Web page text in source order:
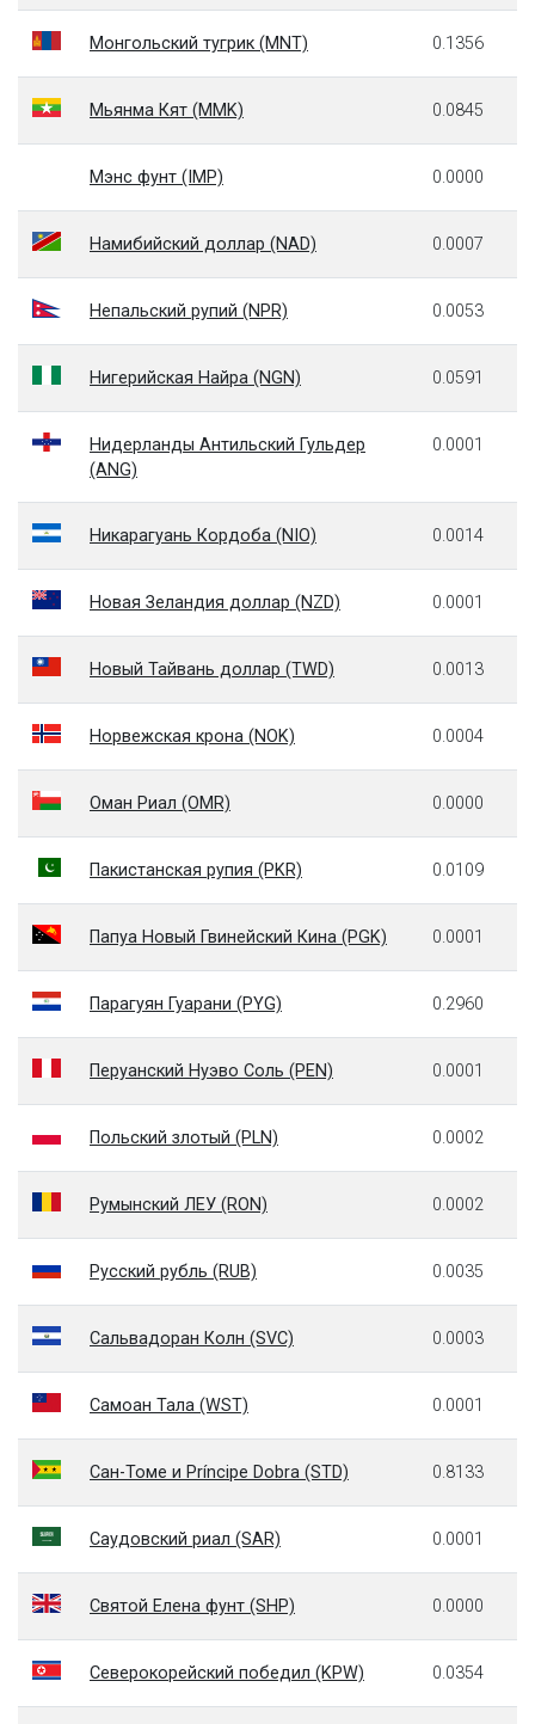
Монгольский тугрик (MNT) 0.1356
Мьянма Кят (MMK) 0.0845
Мэнс фунт (IMP) 0.0000
Намибийский доллар (NAD) 0.0007
Непальский рупий (NPR) 0.0053
Нигерийская Найра (NGN) 0.0591
Нидерланды Антильский Гульдер
(ANG)
0.0001
Никарагуань Кордоба (NIO) 0.0014
Новая Зеландия доллар (NZD) 0.0001
Новый Тайвань доллар (TWD) 0.0013
Норвежская крона (NOK) 0.0004
Оман Риал (OMR) 0.0000
Пакистанская рупия (PKR) 0.0109
Папуа Новый Гвинейский Кина (PGK) 0.0001
Парагуян Гуарани (PYG) 0.2960
Перуанский Нуэво Соль (PEN) 0.0001
Польский злотый (PLN) 0.0002
Румынский ЛЕУ (RON) 0.0002
Русский рубль (RUB) 0.0035
Сальвадоран Колн (SVC) 0.0003
Самоан Тала (WST) 0.0001
Сан-Томе и Príncipe Dobra (STD) 0.8133
Саудовский риал (SAR) 0.0001
Святой Елена фунт (SHP) 0.0000
Северокорейский победил (KPW) 0.0354